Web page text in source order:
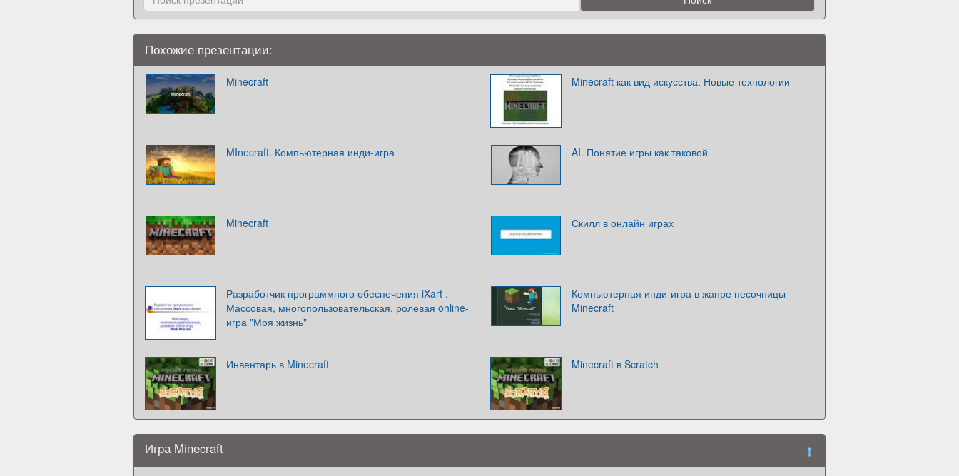
Похожие презентации:
Minecraft Minecraft как вид искусства. Новые технологии
MInecraft. Компьютерная инди-игра AI. Понятие игры как таковой
Minecraft Скилл в онлайн играх
Разработчик программного обеспечения iXart .
Массовая, многопользовательская, ролевая online-
игра "Моя жизнь"
Компьютерная инди-игра в жанре песочницы
Minecraft
Инвентарь в Minecraft Minecraft в Scratch
Игра Minecraft